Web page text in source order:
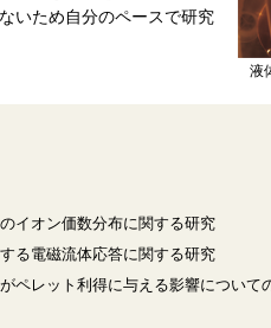
いため自分のペースで研究
液
イオン価数分布に関する研究
る電磁流体応答に関する研究
ペレット利得に与える影響について